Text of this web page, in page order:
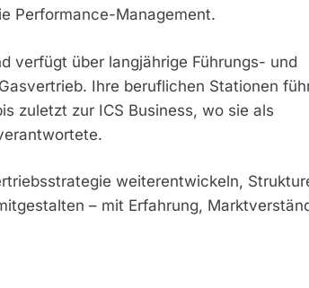
Performance-Management.
verfügt über langjährige Führungs- und
Ihre beruflichen Stationen
zuletzt zur ICS Business, wo sie als
weiterentwickeln,
– mit Erfahrung,